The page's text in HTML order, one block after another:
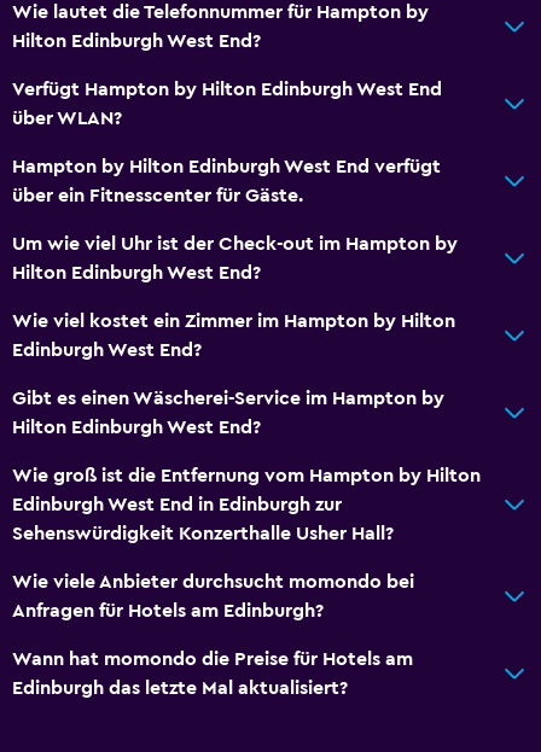
Wie lautet die Telefonnummer für Hampton by
Hilton Edinburgh West End?
Verfügt Hampton by Hilton Edinburgh West End
über WLAN?
Hampton by Hilton Edinburgh West End verfügt
über ein Fitnesscenter für Gäste.
Um wie viel Uhr ist der Check-out im Hampton by
Hilton Edinburgh West End?
Wie viel kostet ein Zimmer im Hampton by Hilton
Edinburgh West End?
Gibt es einen Wäscherei-Service im Hampton by
Hilton Edinburgh West End?
Wie groß ist die Entfernung vom Hampton by Hilton
Edinburgh West End in Edinburgh zur
Sehenswürdigkeit Konzerthalle Usher Hall?
Wie viele Anbieter durchsucht momondo bei
Anfragen für Hotels am Edinburgh?
Wann hat momondo die Preise für Hotels am
Edinburgh das letzte Mal aktualisiert?